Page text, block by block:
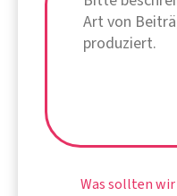
Was sollten wir